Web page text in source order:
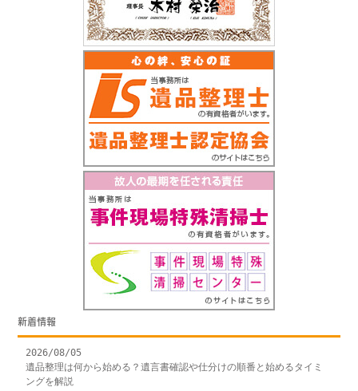
新着情報
2026/08/05
遺品整理は何から始める？遺言書確認や仕分けの順番と始めるタイミ
ングを解説